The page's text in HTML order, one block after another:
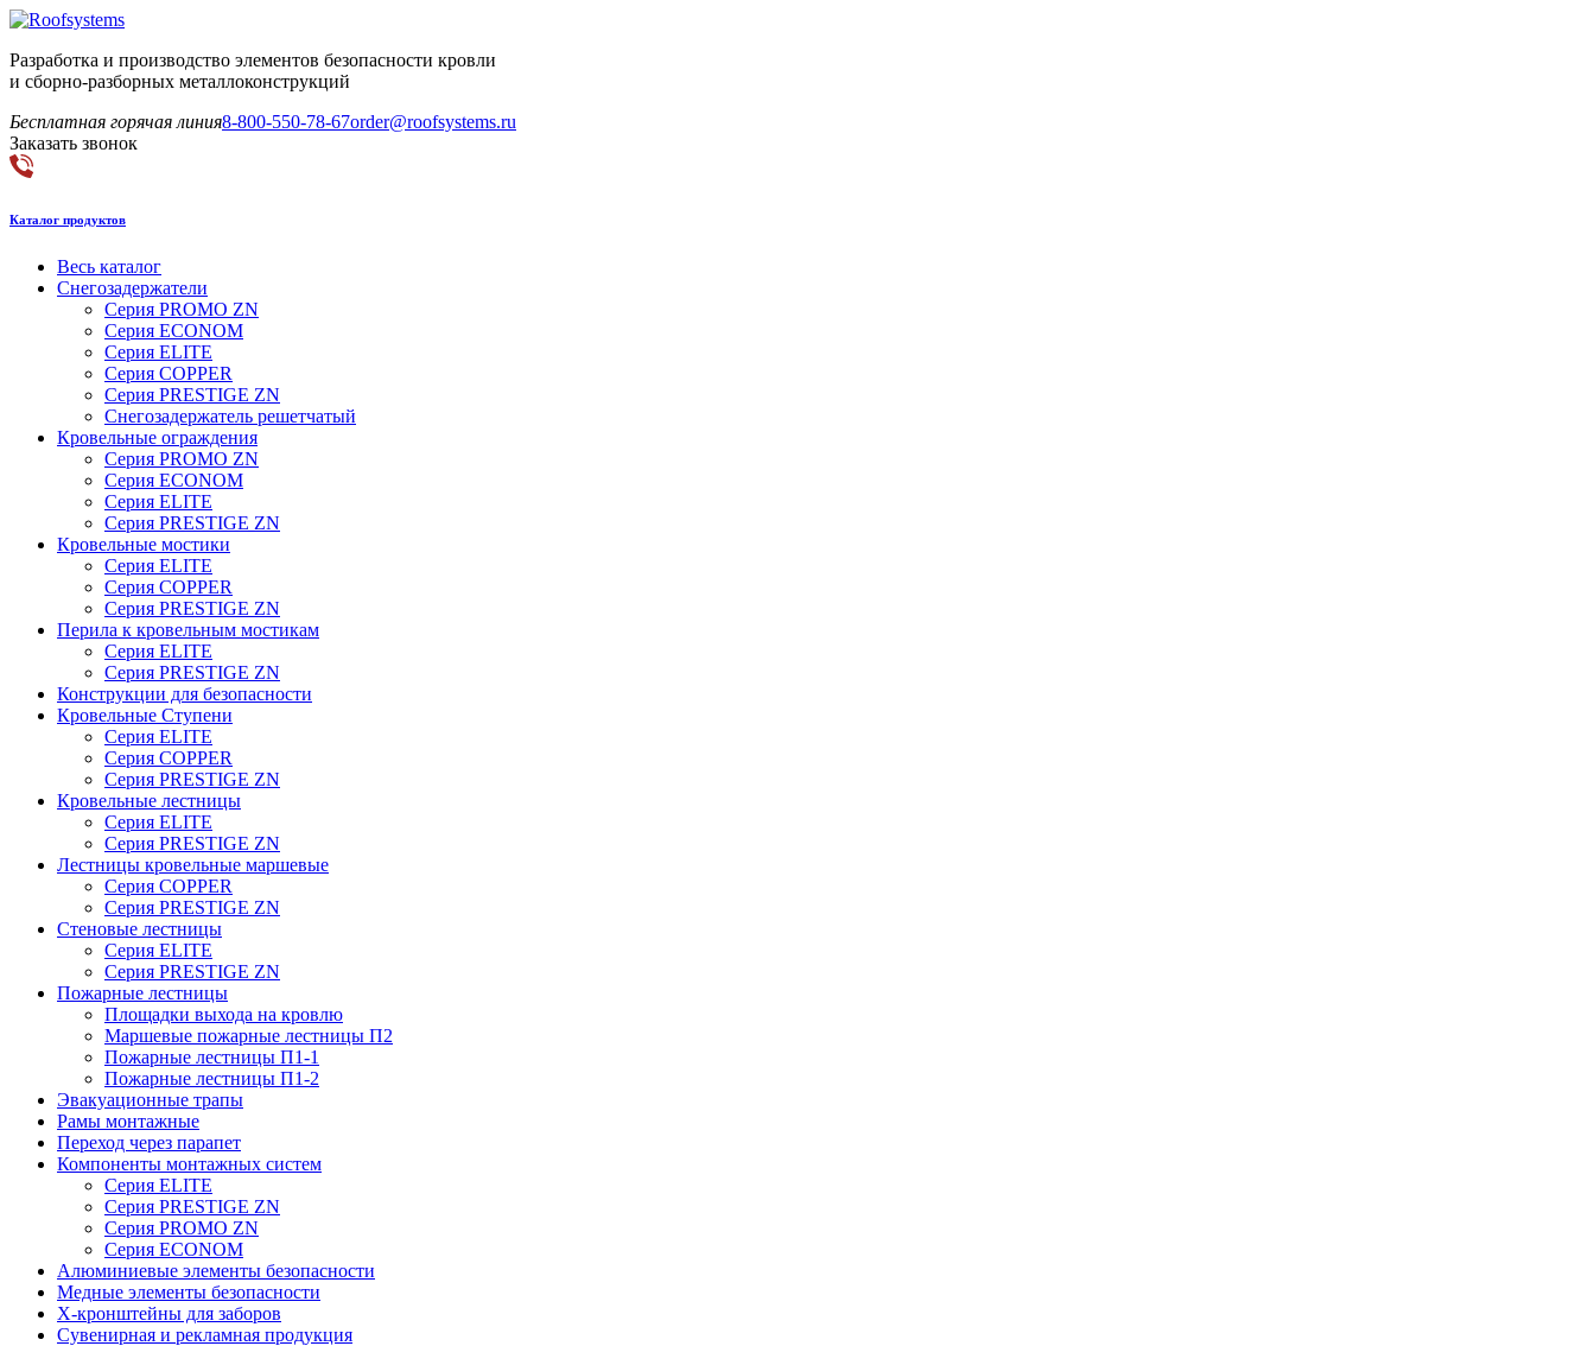
Разработка и производство элементов безопасности кровли
и сборно-разборных металлоконструкций
Бесплатная горячая линия8-800-550-78-67order@roofsystems.ru
Заказать звонок
Каталог продуктов
Весь каталог
Снегозадержатели
Серия PROMO ZN
Серия ECONOM
Серия ELITE
Серия COPPER
Серия PRESTIGE ZN
Снегозадержатель решетчатый
Кровельные ограждения
Серия PROMO ZN
Серия ECONOM
Серия ELITE
Серия PRESTIGE ZN
Кровельные мостики
Серия ELITE
Серия COPPER
Серия PRESTIGE ZN
Перила к кровельным мостикам
Серия ELITE
Серия PRESTIGE ZN
Конструкции для безопасности
Кровельные Ступени
Серия ELITE
Серия COPPER
Серия PRESTIGE ZN
Кровельные лестницы
Серия ELITE
Серия PRESTIGE ZN
Лестницы кровельные маршевые
Серия COPPER
Серия PRESTIGE ZN
Стеновые лестницы
Серия ELITE
Серия PRESTIGE ZN
Пожарные лестницы
Площадки выхода на кровлю
Маршевые пожарные лестницы П2
Пожарные лестницы П1-1
Пожарные лестницы П1-2
Эвакуационные трапы
Рамы монтажные
Переход через парапет
Компоненты монтажных систем
Серия ELITE
Серия PRESTIGE ZN
Серия PROMO ZN
Серия ECONOM
Алюминиевые элементы безопасности
Медные элементы безопасности
X-кронштейны для заборов
Сувенирная и рекламная продукция